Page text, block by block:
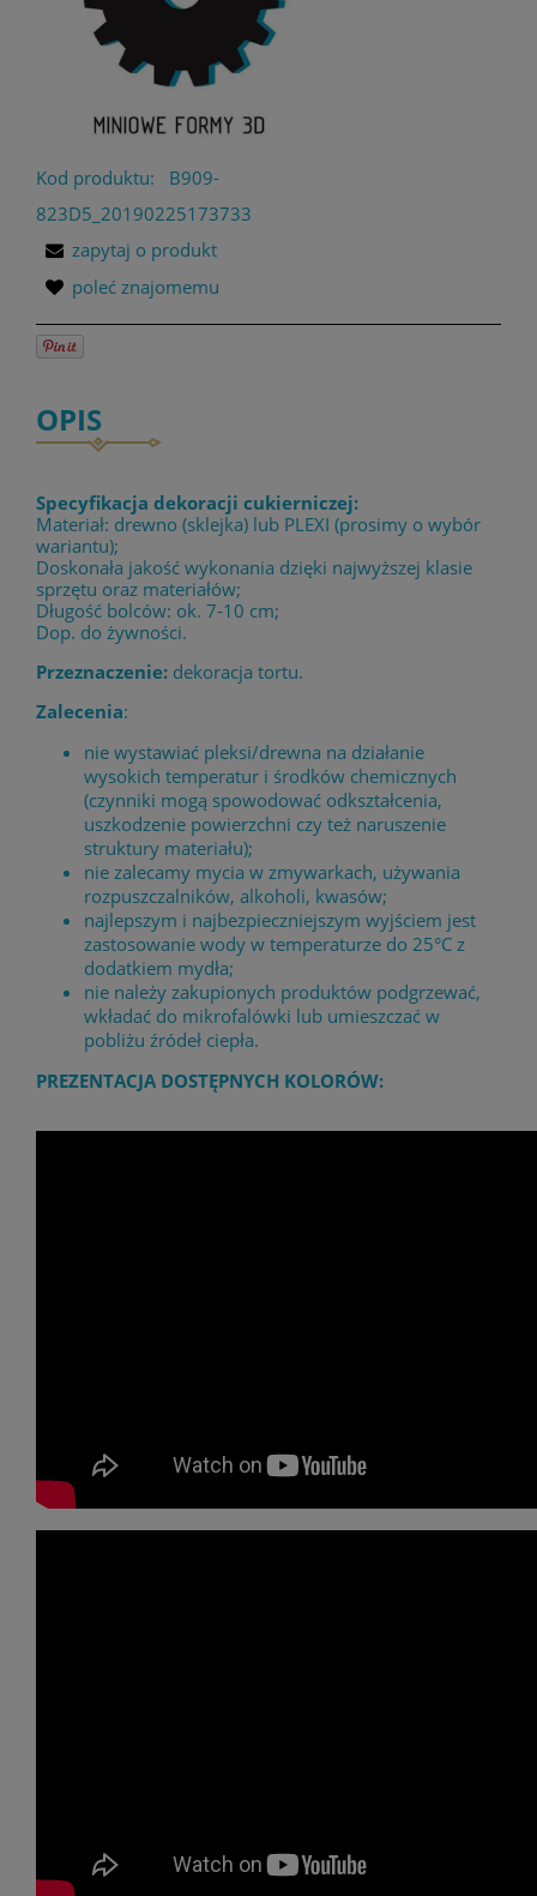
Kod produktu:
B909-
823D5_20190225173733
zapytaj o produkt
poleć znajomemu
OPIS
Specyfikacja dekoracji cukierniczej:
Materiał: drewno (sklejka) lub PLEXI (prosimy o wybór
wariantu);
Doskonała jakość wykonania dzięki najwyższej klasie
sprzętu oraz materiałów;
Długość bolców: ok. 7-10 cm;
Dop. do żywności.
Przeznaczenie: dekoracja tortu.
Zalecenia:
nie wystawiać pleksi/drewna na działanie
wysokich temperatur i środków chemicznych
(czynniki mogą spowodować odkształcenia,
uszkodzenie powierzchni czy też naruszenie
struktury materiału);
nie zalecamy mycia w zmywarkach, używania
rozpuszczalników, alkoholi, kwasów;
najlepszym i najbezpieczniejszym wyjściem jest
zastosowanie wody w temperaturze do 25°C z
dodatkiem mydła;
nie należy zakupionych produktów podgrzewać,
wkładać do mikrofalówki lub umieszczać w
pobliżu źródeł ciepła.
PREZENTACJA DOSTĘPNYCH KOLORÓW: